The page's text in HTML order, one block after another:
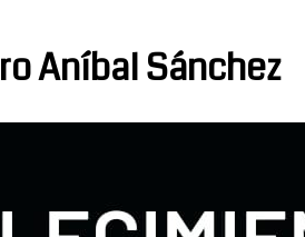
Aníbal Sánchez